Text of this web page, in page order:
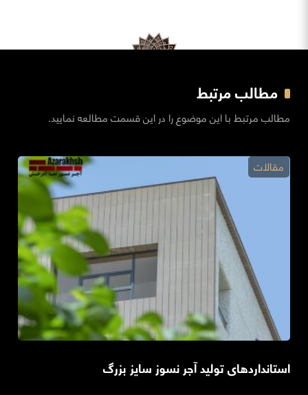
مطالب مرتبط
مطالب مرتبط با این موضوع را در این قسمت مطالعه نمایید.
استانداردهای تولید آجر نسوز سایز بزرگ
مقالات